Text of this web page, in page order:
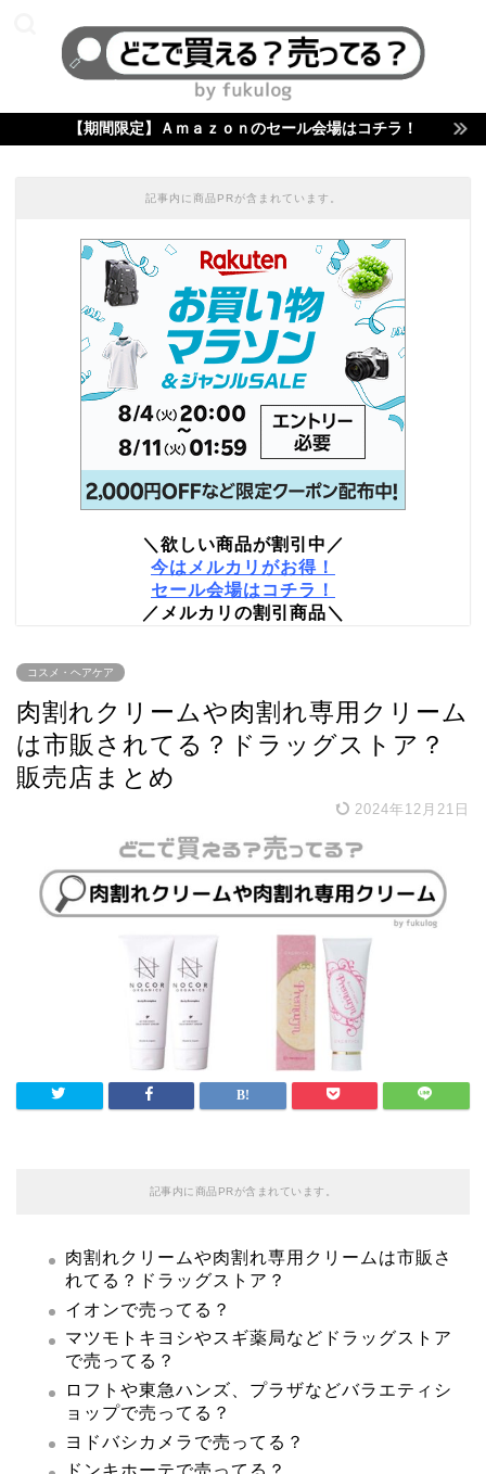
【期間限定】Ａｍａｚｏｎのセール会場はコチラ！
記事内に商品PRが含まれています。
＼欲しい商品が割引中／
今はメルカリがお得！
セール会場はコチラ！
／メルカリの割引商品＼
コスメ・ヘアケア
肉割れクリームや肉割れ専用クリーム
は市販されてる？ドラッグストア？
販売店まとめ
2024年12月21日
記事内に商品PRが含まれています。
肉割れクリームや肉割れ専用クリームは市販さ
れてる？ドラッグストア？
イオンで売ってる？
マツモトキヨシやスギ薬局などドラッグストア
で売ってる？
ロフトや東急ハンズ、プラザなどバラエティシ
ョップで売ってる？
ヨドバシカメラで売ってる？
ドンキホーテで売ってる？